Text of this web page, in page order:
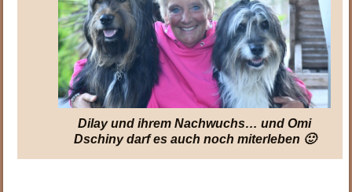
Dilay und ihrem Nachwuchs… und Omi
Dschiny darf es auch noch miterleben 🙂